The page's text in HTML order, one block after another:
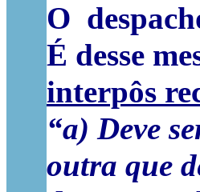
O
É desse
interpôs
“a) Deve
outra que